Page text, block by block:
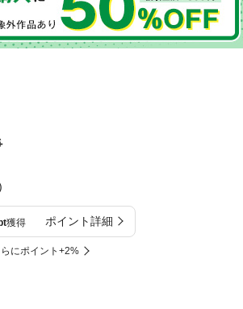
獲得 ポイント詳細
にポイント+2%